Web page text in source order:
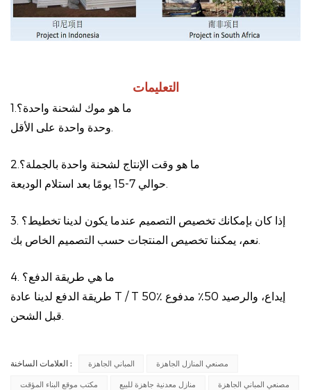
التعليمات
1.ما هو موك لشحنة واحدة؟
2.ما هو وقت الإنتاج لشحنة واحدة بالجملة؟
3. إذا كان بإمكانك تخصيص التصميم عندما يكون لدينا تخطيط؟
4. ما هي طريقة الدفع؟
طريقة الدفع لدينا عادة T / T 50٪ إيداع، والرصيد 50٪ مدفوع
العلامات الساخنة : المباني الجاهزة مصنعي المنازل الجاهزة
مكتب موقع البناء المؤقت منازل معدنية جاهزة للبيع مصنعي المباني الجاهزة